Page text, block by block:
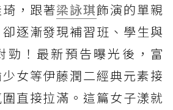
，跟著梁詠琪飾演的單親
逐漸發現補習班、學生與
勁！最新預告曝光後，富
女等伊藤潤二經典元素接
直接拉滿。這篇女子漾就